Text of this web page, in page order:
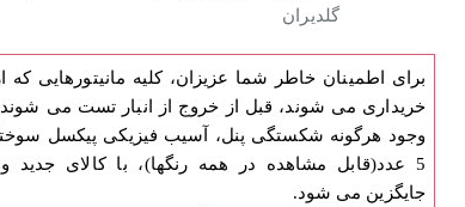
برای اطمینان خاطر شما عزیزان، کلیه مانیتورهایی که
خریداری می شوند، قبل از خروج از انبار تست می
وجود هرگونه شکستگی پنل، آسیب فیزیکی پیکسل
5 عدد(قابل مشاهده در همه رنگها)، با کالای جدید
جایگزین می شود.